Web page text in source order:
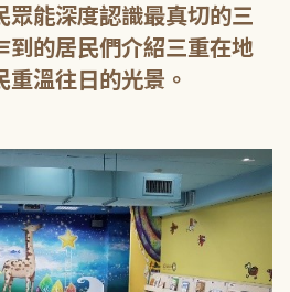
眾能深度認識最真切的三
到的居民們介紹三重在地
溫往日的光景。